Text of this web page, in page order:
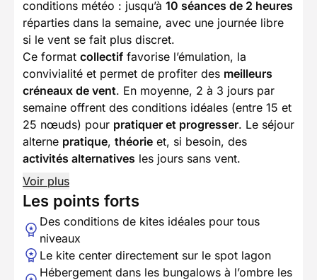
conditions météo : jusqu’à 10 séances de 2 heures
réparties dans la semaine, avec une journée libre
si le vent se fait plus discret.
Ce format collectif favorise l’émulation, la
convivialité et permet de profiter des meilleurs
créneaux de vent. En moyenne, 2 à 3 jours par
semaine offrent des conditions idéales (entre 15 et
25 nœuds) pour pratiquer et progresser. Le séjour
alterne pratique, théorie et, si besoin, des
activités alternatives les jours sans vent.
Voir plus
Les points forts
Des conditions de kites idéales pour tous
niveaux
Le kite center directement sur le spot lagon
Hébergement dans les bungalows à l’ombre les